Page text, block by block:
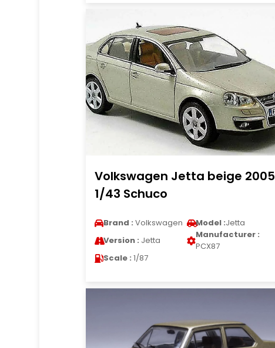
Volkswagen Jetta beige 2005
1/43 Schuco
Brand : Volkswagen Model :Jetta
Version : Jetta
Manufacturer :
PCX87
Scale : 1/87